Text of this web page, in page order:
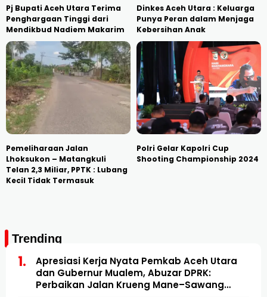
Pj Bupati Aceh Utara Terima
Penghargaan Tinggi dari
Mendikbud Nadiem Makarim
Dinkes Aceh Utara : Keluarga
Punya Peran dalam Menjaga
Kebersihan Anak
Pemeliharaan Jalan
Lhoksukon – Matangkuli
Telan 2,3 Miliar, PPTK : Lubang
Kecil Tidak Termasuk
Polri Gelar Kapolri Cup
Shooting Championship 2024
Trending
Apresiasi Kerja Nyata Pemkab Aceh Utara
dan Gubernur Mualem, Abuzar DPRK:
Perbaikan Jalan Krueng Mane–Sawang